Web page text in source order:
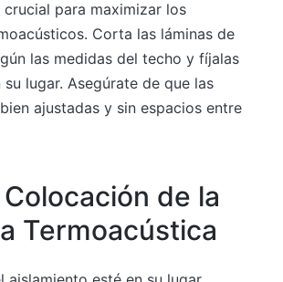
crucial para maximizar los
Corta las láminas de
las medidas del techo y fíjalas
lugar. Asegúrate de que las
ajustadas y sin espacios entre
de la
Termoacústica